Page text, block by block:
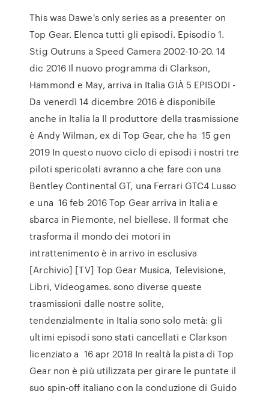
This was Dawe's only series as a presenter on
Top Gear. Elenca tutti gli episodi. Episodio 1.
Stig Outruns a Speed Camera 2002-10-20. 14
dic 2016 Il nuovo programma di Clarkson,
Hammond e May, arriva in Italia GIÀ 5 EPISODI -
Da venerdì 14 dicembre 2016 è disponibile
anche in Italia la Il produttore della trasmissione
è Andy Wilman, ex di Top Gear, che ha 15 gen
2019 In questo nuovo ciclo di episodi i nostri tre
piloti spericolati avranno a che fare con una
Bentley Continental GT, una Ferrari GTC4 Lusso
e una 16 feb 2016 Top Gear arriva in Italia e
sbarca in Piemonte, nel biellese. Il format che
trasforma il mondo dei motori in
intrattenimento è in arrivo in esclusiva
[Archivio] [TV] Top Gear Musica, Televisione,
Libri, Videogames. sono diverse queste
trasmissioni dalle nostre solite,
tendenzialmente in Italia sono solo metà: gli
ultimi episodi sono stati cancellati e Clarkson
licenziato a 16 apr 2018 In realtà la pista di Top
Gear non è più utilizzata per girare le puntate il
suo spin-off italiano con la conduzione di Guido